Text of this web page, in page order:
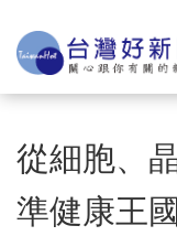
從細胞、
準健康王國